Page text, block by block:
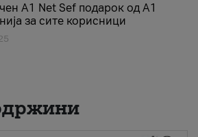
A1 Net Sеf подарок од А1
за сите корисници